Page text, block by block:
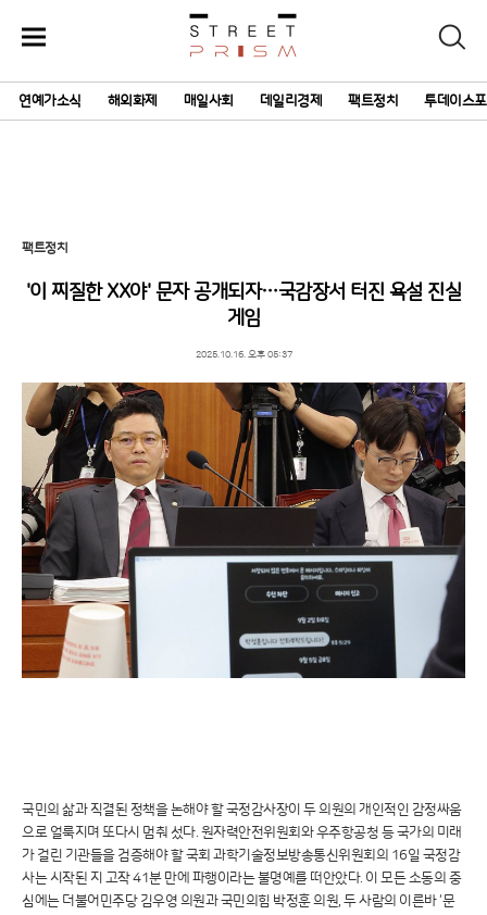
검
주
서
비
스
연예가소식 해외화제 매일사회 데일리경제 팩트정치 투데이스
팩트정치
'이 찌질한 XX야' 문자 공개되자…국감장서 터진 욕설 진실
게임
2025.10.16. 오후 05:37
국민의 삶과 직결된 정책을 논해야 할 국정감사장이 두 의원의 개인적인 감정싸움
으로 얼룩지며 또다시 멈춰 섰다. 원자력안전위원회와 우주항공청 등 국가의 미래
가 걸린 기관들을 검증해야 할 국회 과학기술정보방송통신위원회의 16일 국정감
사는 시작된 지 고작 41분 만에 파행이라는 불명예를 떠안았다. 이 모든 소동의 중
심에는 더불어민주당 김우영 의원과 국민의힘 박정훈 의원, 두 사람의 이른바 ‘문